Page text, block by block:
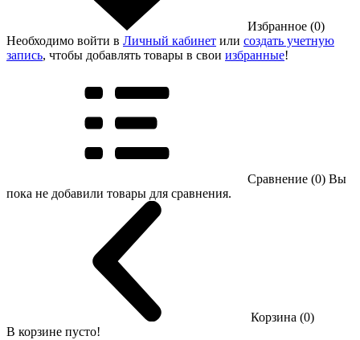
Избранное (0)
Необходимо войти в Личный кабинет или создать учетную
запись, чтобы добавлять товары в свои избранные!
Сравнение (0) Вы
пока не добавили товары для сравнения.
Корзина (0)
В корзине пусто!